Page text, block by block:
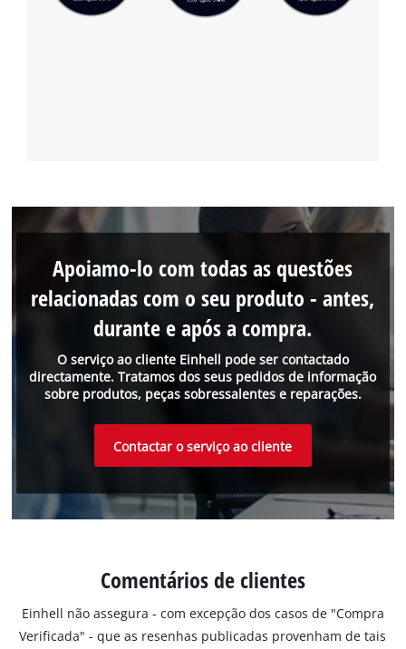
O serviço ao cliente Einhell pode ser contactado
directamente. Tratamos dos seus pedidos de informação
sobre produtos, peças sobressalentes e reparações.
Apoiamo-lo com todas as questões
relacionadas com o seu produto - antes,
durante e após a compra.
Contactar o serviço ao cliente
Comentários de clientes
Einhell não assegura - com excepção dos casos de "Compra
Verificada" - que as resenhas publicadas provenham de tais